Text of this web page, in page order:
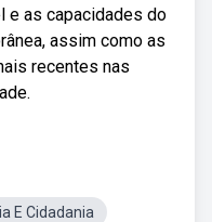
e as capacidades do
assim como as
recentes nas
E Cidadania